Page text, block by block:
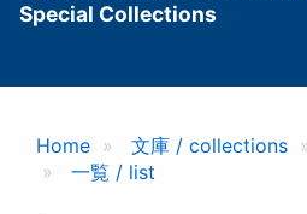
Special Collections
Home 文庫 / collections
一覧 / list